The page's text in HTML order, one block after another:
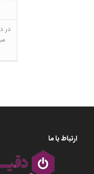
ارتباط با ما